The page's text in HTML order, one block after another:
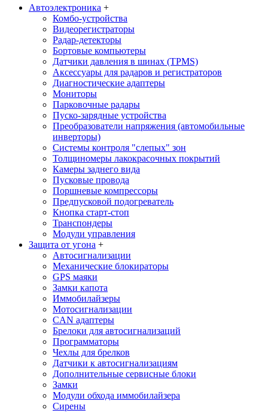
Автоэлектроника +
Комбо-устройства
Видеорегистраторы
Радар-детекторы
Бортовые компьютеры
Датчики давления в шинах (TPMS)
Аксессуары для радаров и регистраторов
Диагностические адаптеры
Мониторы
Парковочные радары
Пуско-зарядные устройства
Преобразователи напряжения (автомобильные
инверторы)
Системы контроля "слепых" зон
Толщиномеры лакокрасочных покрытий
Камеры заднего вида
Пусковые провода
Поршневые компрессоры
Предпусковой подогреватель
Кнопка старт-стоп
Транспондеры
Модули управления
Защита от угона +
Автосигнализации
Механические блoкираторы
GPS маяки
Замки капота
Иммобилайзеры
Мотосигнализации
CAN адаптеры
Брелоки для автосигнализаций
Программаторы
Чехлы для брелков
Датчики к автосигнализациям
Дополнительные сервисные блоки
Замки
Модули обхода иммобилайзера
Сирены